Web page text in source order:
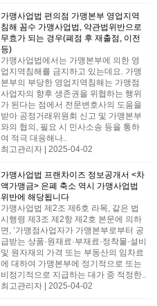
가맹사업법 편의점 가맹본부 영업지역
침해 꼼수 가맹사업법, 약관법위반으로
무효가 되는 경우(폐점 후 재출점, 이전
등)
가맹사업법에서는 가맹본부에 의한 영
업지역침해를 금지하고 있는데요. 가맹
본부의 부당한 영업지역침해는 가맹점
사업자의 향후 생존권을 위협하는 행위
가 된다는 점에서 전문변호사의 도움을
받아 공정거래위원회 신고 및 가맹본부
와의 협의, 필요 시 민사소송 등을 통하
여 적극 대응해나..
최고관리자 | 2025-04-02
가맹사업법 프랜차이즈 정보공개서 <차
액가맹금> 은폐 축소 역시 가맹사업법
위반에 해당됩니다
가맹사업법 제2조 제6호 라목, 같은 법
시행령 제3조 제2항 제2호 본문에 의하
면, ‘가맹점사업자가 가맹본부로부터 공
급받는 상품·원재료·부재료·정착물·설비
및 원자재의 가격 또는 부동산의 임차료
에 대하여 가맹본부에 정기적으로 또는
비정기적으로 지급하는 대가 중 적정한..
최고관리자 | 2025-04-02